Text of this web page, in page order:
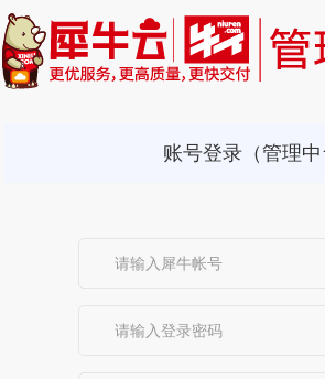
账号登录（管理中